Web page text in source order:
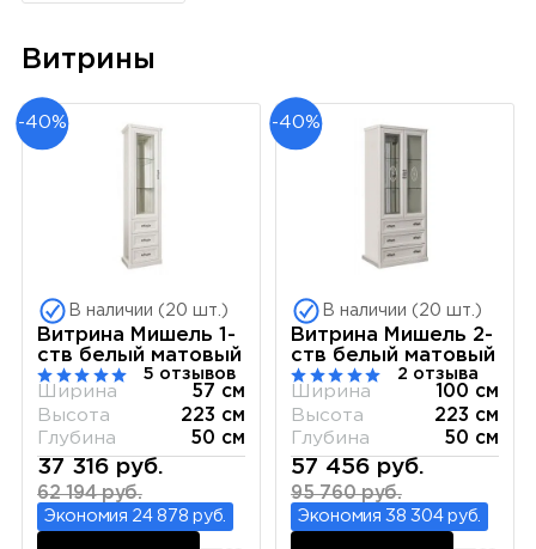
Витрины
-40%
В наличии (20 шт.)
Витрина Мишель 1-
ств белый матовый
5 отзывов
Ширина
57 см
Высота
223 см
Глубина
50 см
37 316 руб.
62 194 руб.
Экономия 24 878 руб.
-40%
В наличии (20 шт.)
Витрина Мишель 2-
ств белый матовый
2 отзыва
Ширина
100 см
Высота
223 см
Глубина
50 см
57 456 руб.
95 760 руб.
Экономия 38 304 руб.